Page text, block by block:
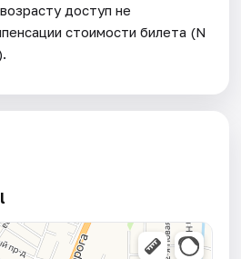
доступ не
стоимости билета (N